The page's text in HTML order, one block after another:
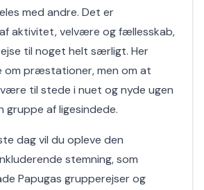
med andre. Det er
aktivitet, velvære og fællesskab,
til noget helt særligt. Her
om præstationer, men om at
til stede i nuet og nyde ugen
gruppe af ligesindede.
dag vil du opleve den
stemning, som
Papugas grupperejser og